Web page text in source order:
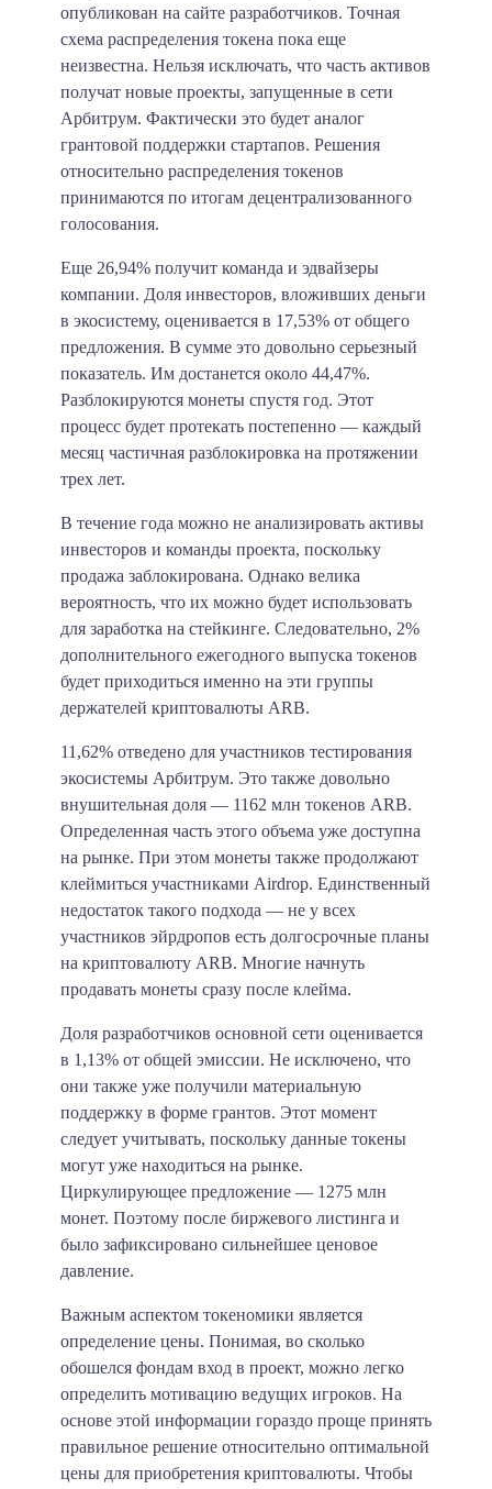
опубликован на сайте разработчиков. Точная
схема распределения токена пока еще
неизвестна. Нельзя исключать, что часть активов
получат новые проекты, запущенные в сети
Арбитрум. Фактически это будет аналог
грантовой поддержки стартапов. Решения
относительно распределения токенов
принимаются по итогам децентрализованного
голосования.
Еще 26,94% получит команда и эдвайзеры
компании. Доля инвесторов, вложивших деньги
в экосистему, оценивается в 17,53% от общего
предложения. В сумме это довольно серьезный
показатель. Им достанется около 44,47%.
Разблокируются монеты спустя год. Этот
процесс будет протекать постепенно — каждый
месяц частичная разблокировка на протяжении
трех лет.
В течение года можно не анализировать активы
инвесторов и команды проекта, поскольку
продажа заблокирована. Однако велика
вероятность, что их можно будет использовать
для заработка на стейкинге. Следовательно, 2%
дополнительного ежегодного выпуска токенов
будет приходиться именно на эти группы
держателей криптовалюты ARB.
11,62% отведено для участников тестирования
экосистемы Арбитрум. Это также довольно
внушительная доля — 1162 млн токенов ARB.
Определенная часть этого объема уже доступна
на рынке. При этом монеты также продолжают
клеймиться участниками Airdrop. Единственный
недостаток такого подхода — не у всех
участников эйрдропов есть долгосрочные планы
на криптовалюту ARB. Многие начнуть
продавать монеты сразу после клейма.
Доля разработчиков основной сети оценивается
в 1,13% от общей эмиссии. Не исключено, что
они также уже получили материальную
поддержку в форме грантов. Этот момент
следует учитывать, поскольку данные токены
могут уже находиться на рынке.
Циркулирующее предложение — 1275 млн
монет. Поэтому после биржевого листинга и
было зафиксировано сильнейшее ценовое
давление.
Важным аспектом токеномики является
определение цены. Понимая, во сколько
обошелся фондам вход в проект, можно легко
определить мотивацию ведущих игроков. На
основе этой информации гораздо проще принять
правильное решение относительно оптимальной
цены для приобретения криптовалюты. Чтобы